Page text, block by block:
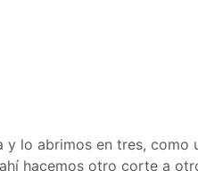
y lo abrimos en tres, como
hacemos otro corte a